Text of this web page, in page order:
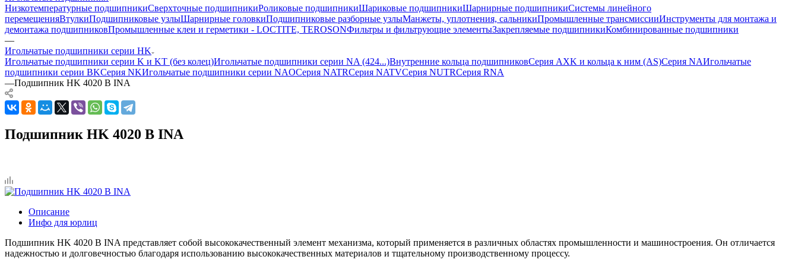
Низкотемпературные подшипникиСверхточные подшипникиРоликовые подшипникиШариковые подшипникиШарнирные подшипникиСистемы линейного
перемещенияВтулкиПодшипниковые узлыШарнирные головкиПодшипниковые разборные узлыМанжеты, уплотнения, сальникиПромышленные трансмиссииИнструменты для монтажа и
демонтажа подшипниковПромышленные клеи и герметики - LOCTITE, TEROSONФильтры и фильтрующие элементыЗакрепляемые подшипникиКомбинированные подшипники
—
Игольчатые подшипники серии HK
Игольчатые подшипники серии K и KT (без колец)Игольчатые подшипники серии NA (424...)Внутренние кольца подшипниковСерия AXK и кольца к ним (AS)Серия NAИгольчатые
подшипники серии BKСерия NKИгольчатые подшипники серии NAOСерия NATRСерия NATVСерия NUTRСерия RNA
—Подшипник HK 4020 B INA
Подшипник HK 4020 B INA
Описание
Инфо для юрлиц
Подшипник HK 4020 B INA представляет собой высококачественный элемент механизма, который применяется в различных областях промышленности и машиностроения. Он отличается
надежностью и долговечностью благодаря использованию высококачественных материалов и тщательному производственному процессу.